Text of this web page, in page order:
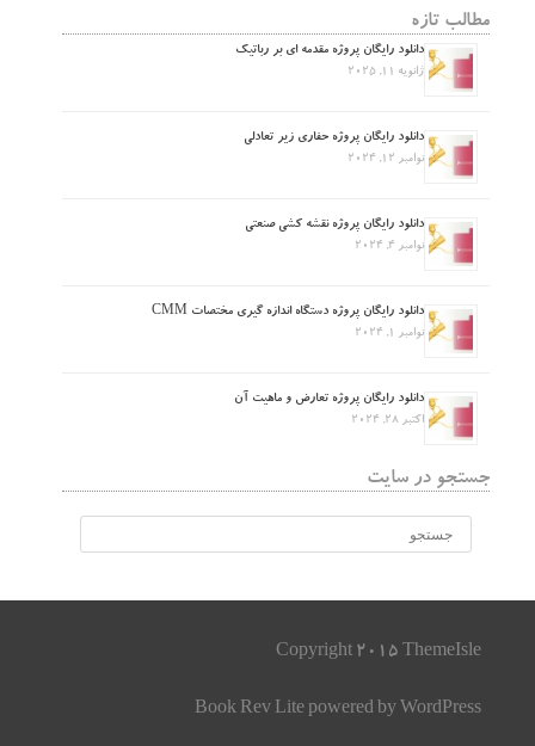
مطالب تازه
دانلود رایگان پروژه مقدمه ای بر رباتیک
ژانویه 11, 2025
دانلود رایگان پروژه حفاری زیر تعادلی
نوامبر 12, 2024
دانلود رایگان پروژه نقشه کشی صنعتی
نوامبر 4, 2024
دانلود رایگان پروژه دستگاه اندازه گیری مختصات CMM
نوامبر 1, 2024
دانلود رایگان پروژه تعارض و ماهیت آن
اکتبر 28, 2024
جستجو در سایت
Copyright 2015 ThemeIsle
Book Rev Lite powered by WordPress